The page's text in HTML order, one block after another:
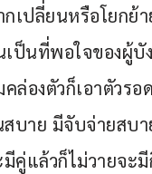
เปลี่ยนหรือโยกย้
ป็นที่พอใจของผู้
องตัวก็เอาตัวรอ
สบาย มีจับจ่ายสบ
คู่แล้วก็ไม่วายจะ